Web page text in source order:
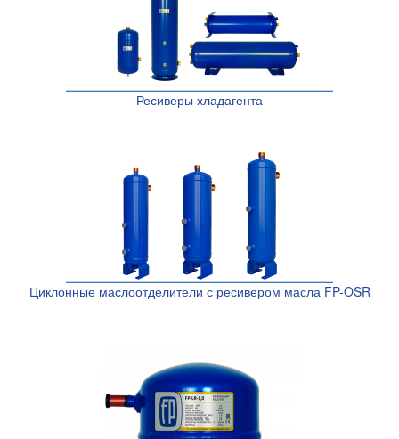
Ресиверы хладагента
Циклонные маслоотделители с ресивером масла FP-OSR